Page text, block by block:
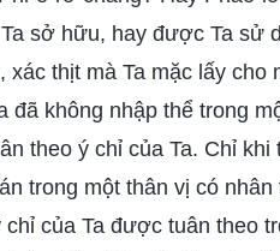
sở hữu, hay được Ta sử
thịt mà Ta mặc lấy cho
không nhập thể trong
theo ý chỉ của Ta. Chỉ
trong một thân vị có
của Ta được tuân theo